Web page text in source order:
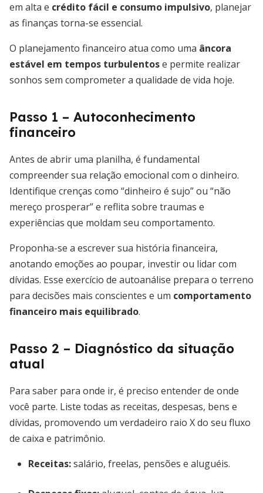
em alta e crédito fácil e consumo impulsivo, planejar
as finanças torna-se essencial.
O planejamento financeiro atua como uma âncora
estável em tempos turbulentose permite realizar
sonhos sem comprometer a qualidade de vida hoje.
Passo 1 – Autoconhecimento
financeiro
Antes de abrir uma planilha, é fundamental
compreender sua relação emocional com o dinheiro.
Identifique crenças como “dinheiro é sujo” ou “não
mereço prosperar” e reflita sobre traumas e
experiências que moldam seu comportamento.
Proponha-se a escrever sua história financeira,
anotando emoções ao poupar, investir ou lidar com
dívidas. Esse exercício de autoanálise prepara o terreno
para decisões mais conscientes e um comportamento
financeiro mais equilibrado.
Passo 2 – Diagnóstico da situação
atual
Para saber para onde ir, é preciso entender de onde
você parte. Liste todas as receitas, despesas, bens e
dívidas, promovendo um verdadeiro raio X do seu fluxo
de caixa e patrimônio.
Receitas:salário, freelas, pensões e aluguéis.